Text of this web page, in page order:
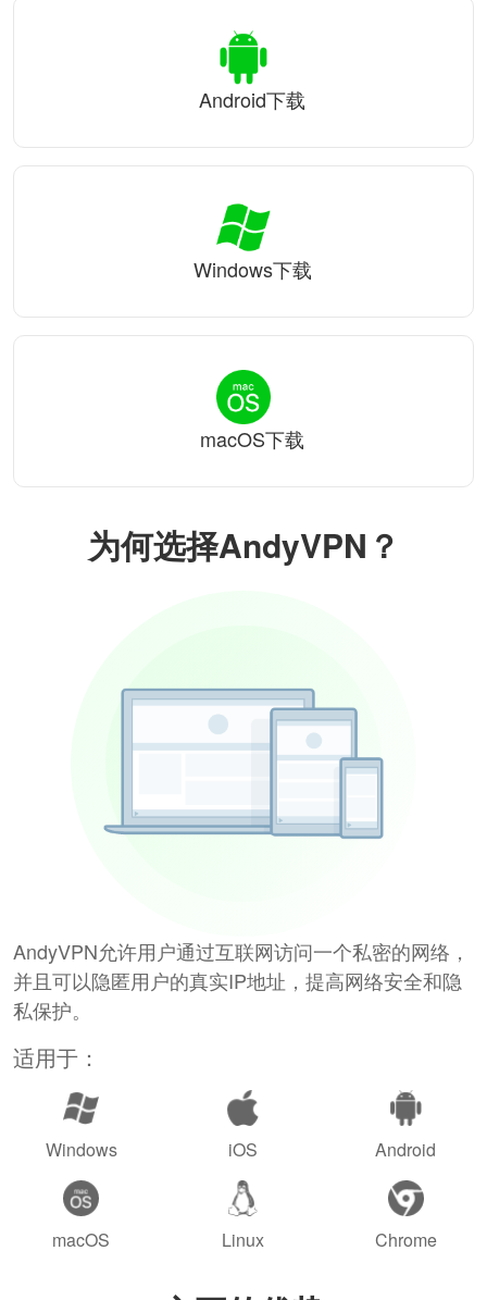
为何选择AndyVPN？
AndyVPN允许用户通过互联网访问一个私密的网络，
并且可以隐匿用户的真实IP地址，提高网络安全和隐
私保护。
适用于：
Windows iOS Android
macOS Linux Chrome
Android下载
Windows下载
macOS下载